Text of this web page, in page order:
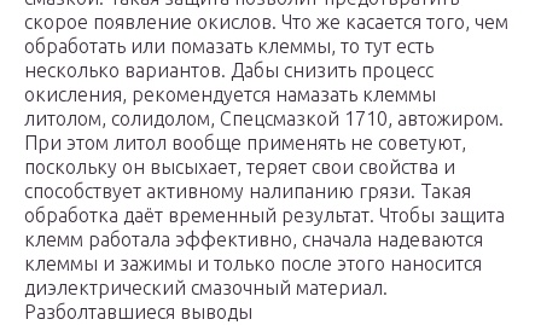
скорое появление окислов. Что же касается того, чем
обработать или помазать клеммы, то тут есть
несколько вариантов. Дабы снизить процесс
окисления, рекомендуется намазать клеммы
литолом, солидолом, Спецсмазкой 1710, автожиром.
При этом литол вообще применять не советуют,
поскольку он высыхает, теряет свои свойства и
способствует активному налипанию грязи. Такая
обработка даёт временный результат. Чтобы защита
клемм работала эффективно, сначала надеваются
клеммы и зажимы и только после этого наносится
диэлектрический смазочный материал.
Разболтавшиеся выводы